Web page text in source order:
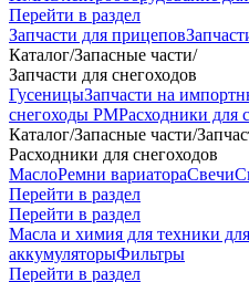
Перейти в раздел
Запчасти для прицепов
Каталог/Запасные части/
Запчасти для снегоходов
ГусеницыЗапчасти на
снегоходы РМРасходники для
Каталог/Запасные части/
Расходники для снегоходов
МаслоРемни вариатораСвечи
Перейти в раздел
Перейти в раздел
Масла и химия для техники
аккумуляторыФильтры
Перейти в раздел